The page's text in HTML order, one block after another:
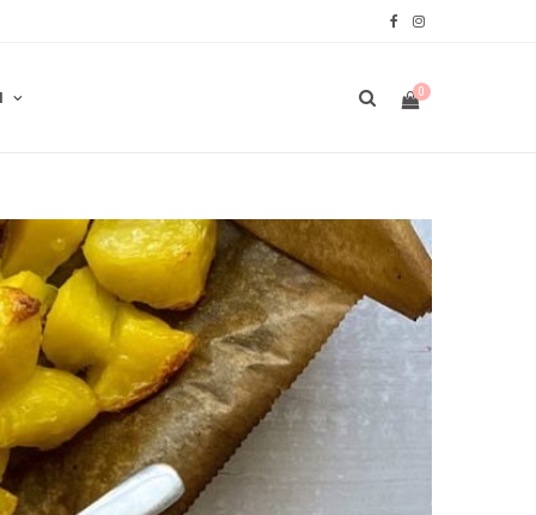
c
o
o
k
I
r
a
0
A